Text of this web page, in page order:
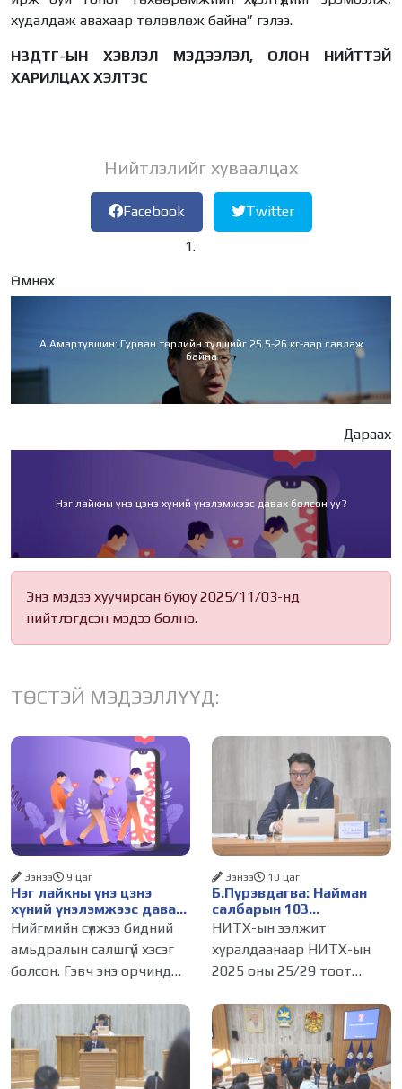
худалдаж авахаар төлөвлөж байна” гэлээ.
НЗДТГ-ЫН ХЭВЛЭЛ МЭДЭЭЛЭЛ, ОЛОН НИЙТТЭЙ
ХАРИЛЦАХ ХЭЛТЭС
Нийтлэлийг хуваалцах
Facebook Twitter
Өмнөх
А.Амартүвшин: Гурван төрлийн түлшийг 25.5-26 кг-аар савлаж
байна
Дараах
Нэг лайкны үнэ цэнэ хүний үнэлэмжээс давах болсон уу?
Энэ мэдээ хуучирсан буюу 2025/11/03-нд
нийтлэгдсэн мэдээ болно.
ТӨСТЭЙ МЭДЭЭЛЛҮҮД:
Нэг лайкны үнэ цэнэ
хүний үнэлэмжээс давах
болсон уу?
Ээнээ 9 цаг
Нийгмийн сүлжээ бидний
амьдралын салшгүй хэсэг
болсон. Гэвч энэ орчинд
тэр ч байтугай хүний үнэ
цэнийг хүртэл лайк, шэйр,
дагагчийн тоогоор
хэмжих хандлага газар
Б.Пүрэвдагва: Найман
салбарын 103
үйлчилгээний
бүртгэлийг цуцалснаар
бизнес эрхлэхэд таатай
нөхцөл бүрдэнэ
Ээнээ 10 цаг
НИТХ-ын ээлжит
хуралдаанаар НИТХ-ын
2025 оны 25/29 тоот
журмын зарим хэсгийг
хүчингүй болгож,
зөвшөөрлийн шинжтэй
103 бүртгэлээс нийслэлийн